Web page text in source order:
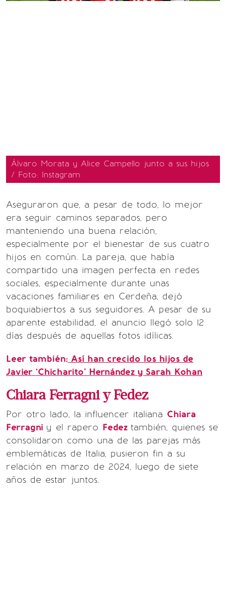
Álvaro Morata y Alice Campello junto a sus hijos
/ Foto: Instagram
Aseguraron que, a pesar de todo, lo mejor
era seguir caminos separados, pero
manteniendo una buena relación,
especialmente por el bienestar de sus cuatro
hijos en común. La pareja, que había
compartido una imagen perfecta en redes
sociales, especialmente durante unas
vacaciones familiares en Cerdeña, dejó
boquiabiertos a sus seguidores. A pesar de su
aparente estabilidad, el anuncio llegó solo 12
días después de aquellas fotos idílicas.
Leer también: Así han crecido los hijos de
Javier ‘Chicharito’ Hernández y Sarah Kohan
Chiara Ferragni y Fedez
Por otro lado, la influencer italiana Chiara
Ferragni y el rapero Fedez también, quienes se
consolidaron como una de las parejas más
emblemáticas de Italia, pusieron fin a su
relación en marzo de 2024, luego de siete
años de estar juntos.